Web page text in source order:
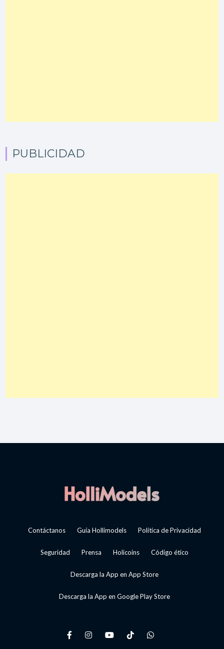
PUBLICIDAD
Contáctanos Guía Hollimodels Política de Privacidad
Seguridad Prensa Holicoins Código ético
Descarga la App en App Store
Descarga la App en Google Play Store